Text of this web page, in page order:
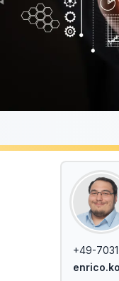
+49-